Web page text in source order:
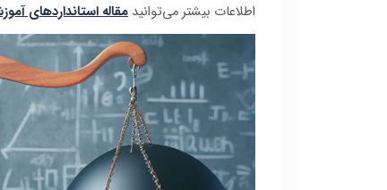
اطلاعات بیشتر می‌توانید مقاله استانداردهای